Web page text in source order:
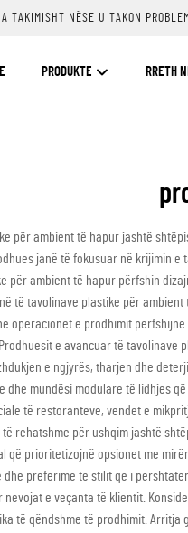
TAKIMISHT NËSE U TAKON
PRODUKTE RRETH
për ambient të hapur jashtë
janë të fokusuar në krijimin
për ambient të hapur përfshin
të tavolinave plastike për
operacionet e prodhimit
e avancuar të
e ngjyrës, tharjen dhe
dhe mundësi modulare të lidhjes
të restoranteve, vendet e
rehatshme për ushqim jashtë
që prioritetizojnë opsionet me
dhe preferime të stilit që i
e veçanta të klientit.
të qëndshme të prodhimit.